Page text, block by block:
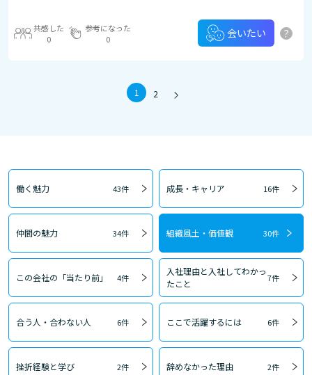
共感した
0
参考になった
0
会いたい ?
1 2
働く魅力 43件 成長・キャリア 16件
仲間の魅力 34件 組織風土・価値観 30件
この会社の「当たり前」 4件
入社理由と入社してわかっ
たこと
7件
合う人・合わない人 6件 ここで活躍するには 6件
挫折経験と学び 2件 辞めなかった理由 2件